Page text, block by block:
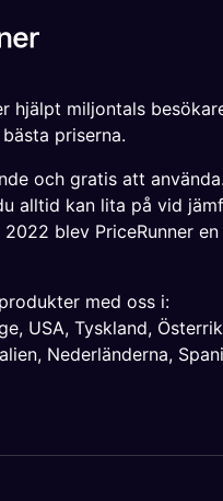
hjälpt miljontals
priserna.
och gratis att
alltid kan lita på vid
blev PriceRunner
med oss i:
, USA, Tyskland,
, Nederländerna,